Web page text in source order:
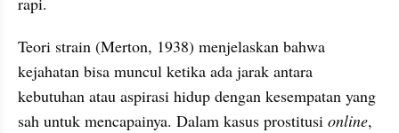
Teori strain (Merton, 1938) menjelaskan bahwa
kejahatan bisa muncul ketika ada jarak antara
kebutuhan atau aspirasi hidup dengan kesempatan yang
sah untuk mencapainya. Dalam kasus prostitusi online,